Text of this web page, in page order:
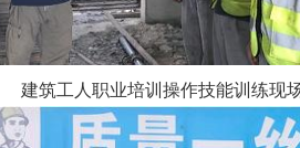
建筑工人职业培训操作技能训练现